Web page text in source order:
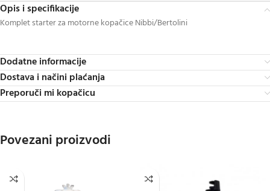
Opis i specifikacije
Komplet starter za motorne kopačice Nibbi/Bertolini
Dodatne informacije
Dostava i načini plaćanja
Preporuči mi kopačicu
Povezani proizvodi